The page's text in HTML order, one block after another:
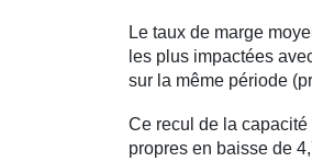
Le taux de marge
les plus impactées
sur la même période
Ce recul de la
propres en baisse de